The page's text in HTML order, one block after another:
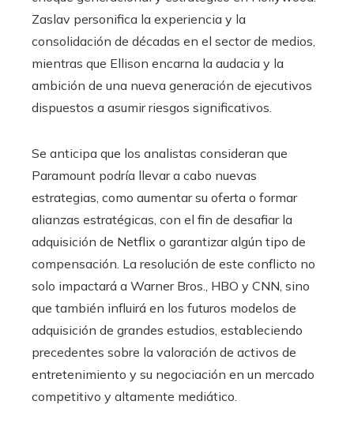
Zaslav personifica la experiencia y la
consolidación de décadas en el sector de medios,
mientras que Ellison encarna la audacia y la
ambición de una nueva generación de ejecutivos
dispuestos a asumir riesgos significativos.
Se anticipa que los analistas consideran que
Paramount podría llevar a cabo nuevas
estrategias, como aumentar su oferta o formar
alianzas estratégicas, con el fin de desafiar la
adquisición de Netflix o garantizar algún tipo de
compensación. La resolución de este conflicto no
solo impactará a Warner Bros., HBO y CNN, sino
que también influirá en los futuros modelos de
adquisición de grandes estudios, estableciendo
precedentes sobre la valoración de activos de
entretenimiento y su negociación en un mercado
competitivo y altamente mediático.